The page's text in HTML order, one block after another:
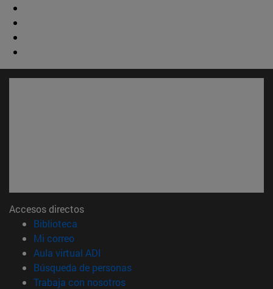
Accesos directos
Biblioteca
Mi correo(abre en nueva ventana)
Aula virtual ADI
Búsqueda de personas(abre en nueva ventana)
Trabaja con nosotros(abre en nueva ventana)